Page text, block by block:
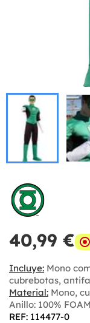
40,99 €
Incluye: Mono
cubrebotas,
Material: Mono,
Anillo: 100% FOAM
REF: 114477-0